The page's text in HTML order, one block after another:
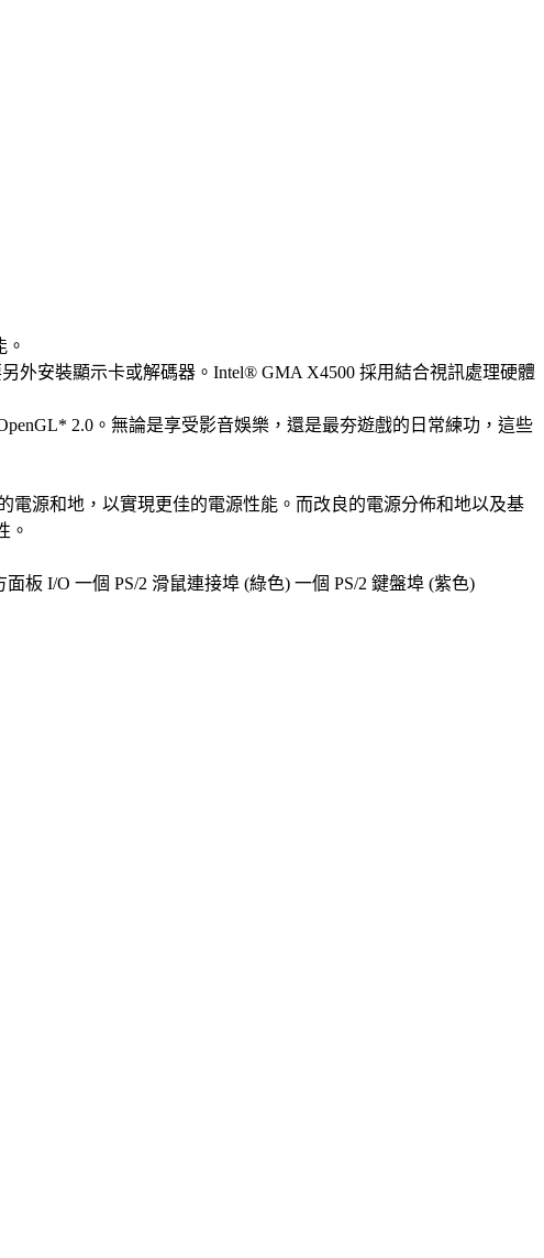
外安裝顯示卡或解碼器。 Intel® GMA X4500 採用結合視訊處理硬體
2.0 。無論是享受影音娛樂，還是最夯遊戲的日常練功，這些
電源和地，以實現更佳的電源性能。而改良的電源分佈和地以及基
。
面板 I/O 一個 PS/2 滑鼠連接埠 (綠色) 一個 PS/2 鍵盤埠 (紫色)